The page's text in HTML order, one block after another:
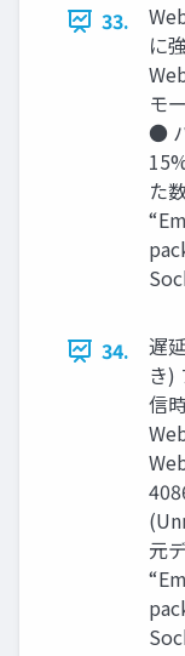
33.
に
モ
●
た
34.
遅
き)
信
元